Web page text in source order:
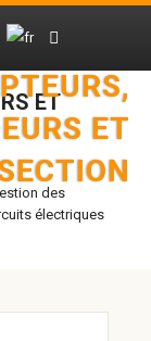
ET
ET
des
électriques